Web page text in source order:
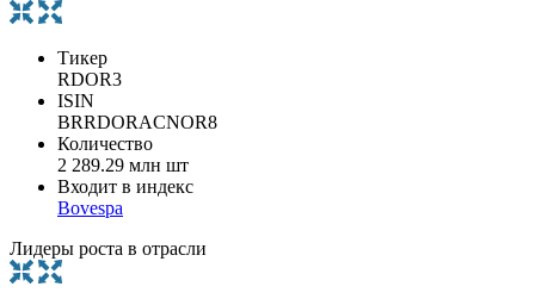
Тикер
RDOR3
ISIN
BRRDORACNOR8
Количество
2 289.29 млн шт
Входит в индекс
Bovespa
Лидеры роста в отрасли